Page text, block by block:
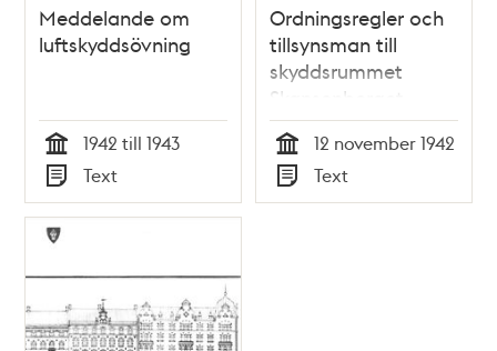
Meddelande om
luftskyddsövning
Tid
1942 till 1943
Typ
Text
Ordningsregler och
tillsynsman till
skyddsrummet
Skansenberget
under andra
världskriget
Tid
12 november 1942
Typ
Text